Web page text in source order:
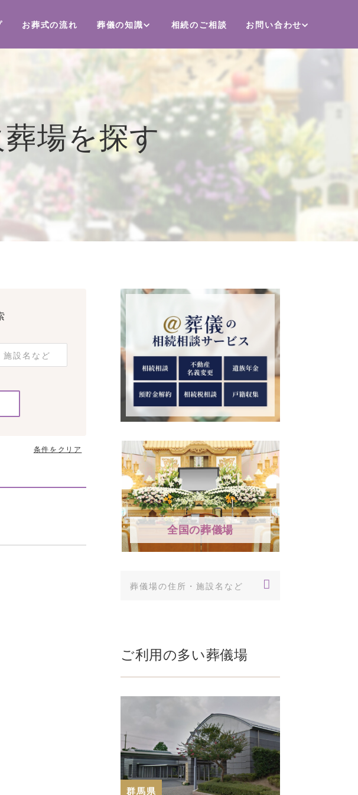
お葬式の流れ 葬儀の知識 相続のご相談 お問い合わせ
場を探す
条件をクリア
全国の葬儀場
ご利用の多い葬儀場
群馬県